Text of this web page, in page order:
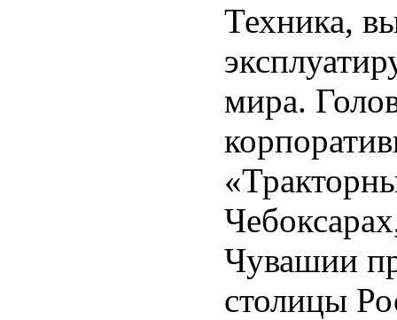
Техника,
мира.
Чувашии
столицы